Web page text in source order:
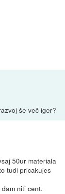
še več iger?
50ur materiala
tudi pricakujes
niti cent.